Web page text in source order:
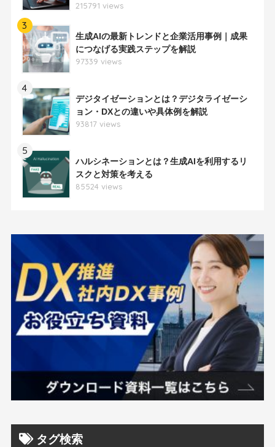
215791 views
3
生成AIの最新トレンドと企業活用事例｜成果
につなげる実践ステップを解説
97339 views
4
デジタイゼーションとは？デジタライゼーシ
ョン・DXとの違いや具体例を解説
93817 views
5
ハルシネーションとは？生成AIを利用するリ
スクと対策を考える
85524 views
タグ検索